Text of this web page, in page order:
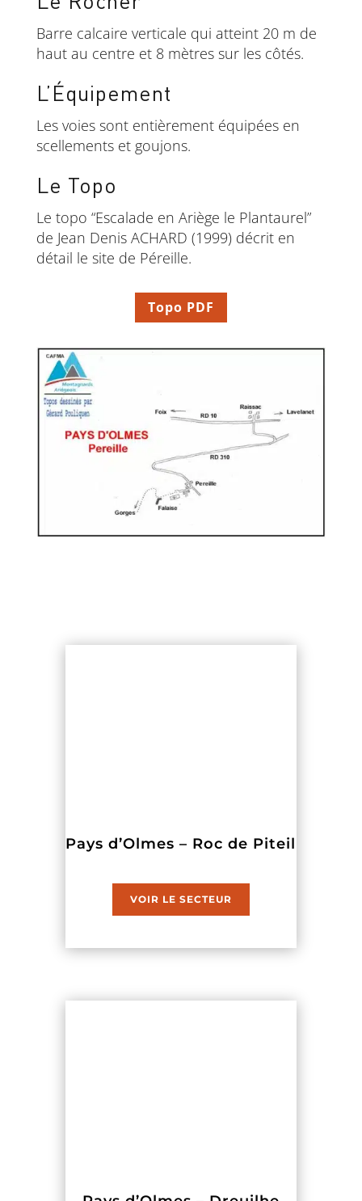
Barre calcaire verticale qui atteint 20 m de
haut au centre et 8 mètres sur les côtés.
L’Équipement
Les voies sont entièrement équipées en
scellements et goujons.
Le Topo
Le topo “Escalade en Ariège le Plantaurel”
de Jean Denis ACHARD (1999) décrit en
détail le site de Péreille.
Topo PDF
Pays d’Olmes – Roc de Piteil
VOIR LE SECTEUR